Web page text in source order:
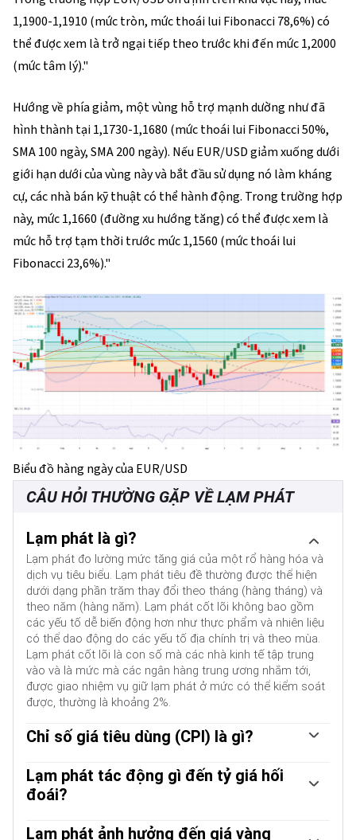
1,1900-1,1910 (mức tròn, mức thoái lui Fibonacci 78,6%) có
thể được xem là trở ngại tiếp theo trước khi đến mức 1,2000
(mức tâm lý)."
Hướng về phía giảm, một vùng hỗ trợ mạnh dường như đã
hình thành tại 1,1730-1,1680 (mức thoái lui Fibonacci 50%,
SMA 100 ngày, SMA 200 ngày). Nếu EUR/USD giảm xuống dưới
giới hạn dưới của vùng này và bắt đầu sử dụng nó làm kháng
cự, các nhà bán kỹ thuật có thể hành động. Trong trường hợp
này, mức 1,1660 (đường xu hướng tăng) có thể được xem là
mức hỗ trợ tạm thời trước mức 1,1560 (mức thoái lui
Fibonacci 23,6%)."
Biểu đồ hàng ngày của EUR/USD
CÂU HỎI THƯỜNG GẶP VỀ LẠM PHÁT
Lạm phát là gì?
Lạm phát đo lường mức tăng giá của một rổ hàng hóa và
dịch vụ tiêu biểu. Lạm phát tiêu đề thường được thể hiện
dưới dạng phần trăm thay đổi theo tháng (hàng tháng) và
theo năm (hàng năm). Lạm phát cốt lõi không bao gồm
các yếu tố dễ biến động hơn như thực phẩm và nhiên liệu
có thể dao động do các yếu tố địa chính trị và theo mùa.
Lạm phát cốt lõi là con số mà các nhà kinh tế tập trung
vào và là mức mà các ngân hàng trung ương nhắm tới,
được giao nhiệm vụ giữ lạm phát ở mức có thể kiểm soát
được, thường là khoảng 2%.
Chỉ số giá tiêu dùng (CPI) là gì?
một rổ hàng hóa và dịch vụ trong một khoảng thời gian.
Chỉ số này thường được thể hiện dưới dạng phần trăm
thay đổi theo tháng (hàng tháng) và theo năm (hàng năm).
đến vì nó không bao gồm các đầu vào thực phẩm và
Lạm phát tác động gì đến tỷ giá hối
đoái?
một quốc gia sẽ đẩy giá trị đồng tiền của quốc gia đó lên
Lạm phát ảnh hưởng đến giá vàng